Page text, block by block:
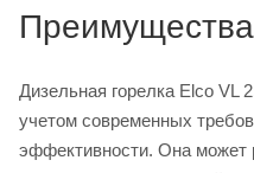
Преимущества
Дизельная горелка Elco VL
учетом современных
эффективности. Она может